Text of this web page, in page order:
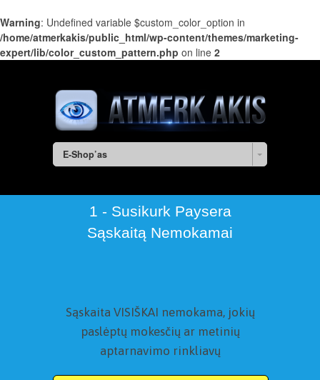
Warning: Undefined variable $custom_color_option in
/home/atmerkakis/public_html/wp-content/themes/marketing-
expert/lib/color_custom_pattern.php on line 2
E-Shop’as
1 - Susikurk Paysera
Sąskaitą Nemokamai
Sąskaita VISIŠKAI nemokama, jokių
paslėptų mokesčių ar metinių
aptarnavimo rinkliavų